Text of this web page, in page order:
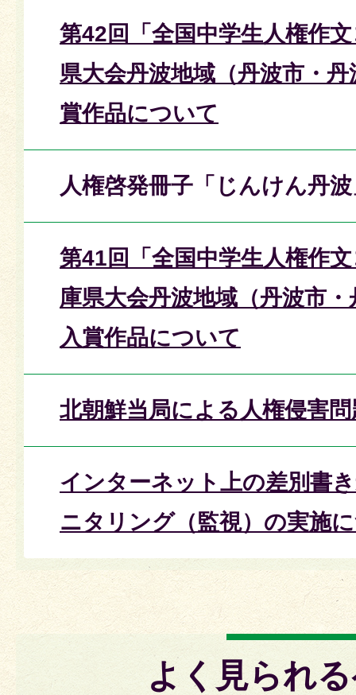
第42回「全国中学生人権作
県大会丹波地域（丹波市・
賞作品について
人権啓発冊子「じんけん丹
第41回「全国中学生人権作
庫県大会丹波地域（丹波市
入賞作品について
北朝鮮当局による人権侵害問
インターネット上の差別書
ニタリング（監視）の実施
よく見られ